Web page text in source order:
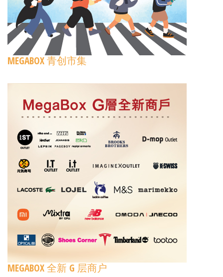
MEGABOX 青创市集
MEGABOX 全新 G 层商户